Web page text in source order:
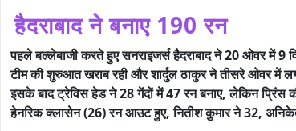
हैदराबाद ने बनाए 190 रन
पहले बल्लेबाजी करते हुए सनराइजर्स हैदराबाद ने 20 ओवर में
टीम की शुरुआत खराब रही और शार्दुल ठाकुर ने तीसरे ओवर में
इसके बाद ट्रेविस हेड ने 28 गेंदों में 47 रन बनाए, लेकिन प्रिंस
हेनरिक क्लासेन (26) रन आउट हुए, नितीश कुमार ने 32,